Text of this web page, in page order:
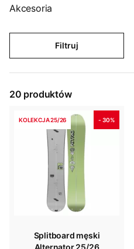
Akcesoria
Filtruj
20 produktów
KOLEKCJA 25/26 - 30%
Splitboard męski
Alternator 25/26